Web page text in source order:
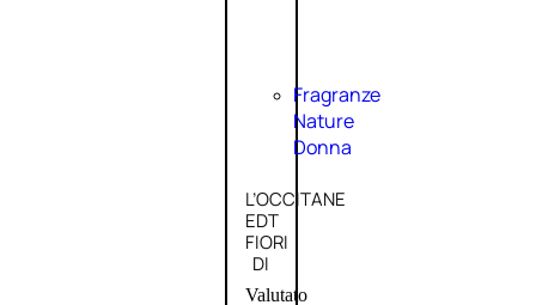
Fragranze
Nature
Donna
L’OCCITANE
EDT
FIORI
DI
Valutato